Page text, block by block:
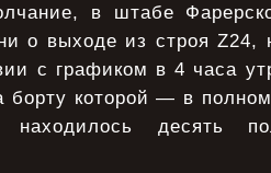
в штабе
о выходе из строя Z24,
с графиком в 4 часа
борту которой — в
десять